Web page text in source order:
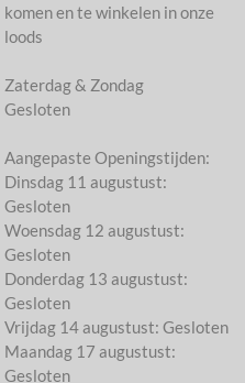
komen en te winkelen in onze
loods
Zaterdag & Zondag
Gesloten
Aangepaste Openingstijden:
Dinsdag 11 augustust:
Gesloten
Woensdag 12 augustust:
Gesloten
Donderdag 13 augustust:
Gesloten
Vrijdag 14 augustust: Gesloten
Maandag 17 augustust:
Gesloten